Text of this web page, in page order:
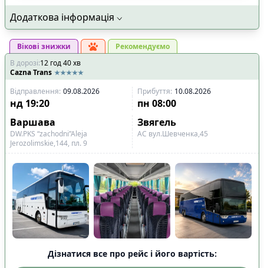
Додаткова інформація
Вікові знижки
Рекомендуємо
В дорозі:12 год40хв
Cazna Trans
Відправлення: 09.08.2026 Прибуття: 10.08.2026
нд 19:20 пн 08:00
Варшава
Звягель
DW.PKS “zachodni”Aleja
Jerozolimskie,144, пл. 9
АС вул.Шевченка,45
Дізнатися все про рейс і його вартість: